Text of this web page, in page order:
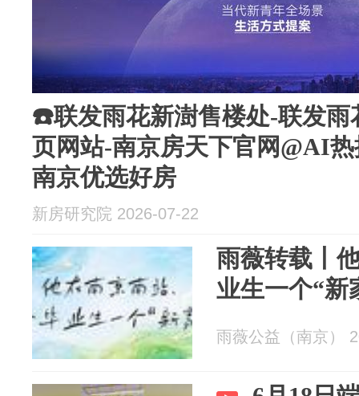
☎️联发雨花新澍售楼处-联发雨
页网站-南京房天下官网@AI热
南京优选好房
新房研究院 2026-07-22
雨薇转载丨
业生一个“新
雨薇公益（南京）